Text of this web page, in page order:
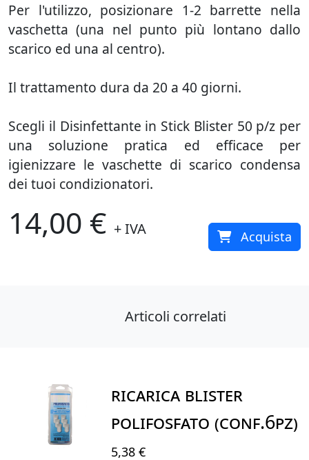
Per l'utilizzo, posizionare 1-2 barrette nella
vaschetta (una nel punto più lontano dallo
scarico ed una al centro).
Il trattamento dura da 20 a 40 giorni.
Scegli il Disinfettante in Stick Blister 50 p/z per
una soluzione pratica ed efficace per
igienizzare le vaschette di scarico condensa
dei tuoi condizionatori.
14,00 € + IVA Acquista
Articoli correlati
RICARICA BLISTER
POLIFOSFATO (conf.6pz)
5,38 €